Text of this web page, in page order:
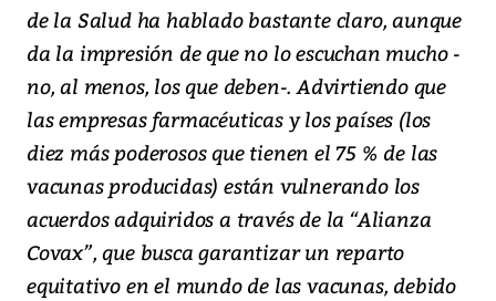
de la Salud ha hablado bastante claro, aunque
da la impresión de que no lo escuchan mucho -
no, al menos, los que deben-. Advirtiendo que
las empresas farmacéuticas y los países (los
diez más poderosos que tienen el 75 % de las
vacunas producidas) están vulnerando los
acuerdos adquiridos a través de la “Alianza
Covax”, que busca garantizar un reparto
equitativo en el mundo de las vacunas, debido